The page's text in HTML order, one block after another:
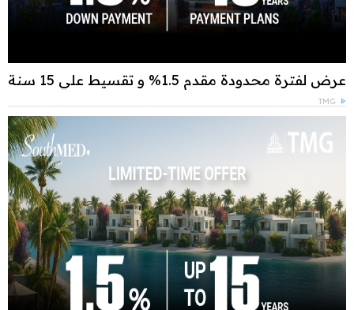
عرض لفترة محدودة مقدم 1.5% و تقسيط علي 15 سنة
TMG